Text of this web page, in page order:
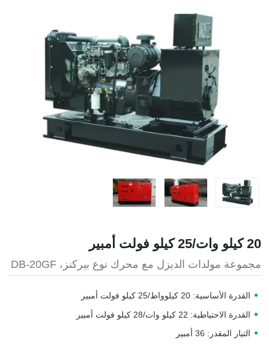
20 كيلو وات/25 كيلو فولت أمبير
مجموعة مولدات الديزل مع محرك نوع بيركنز، DB-20GF
القدرة الأساسية: 20 كيلوواط/25 كيلو فولت أمبير
القدرة الاحتياطية: 22 كيلو وات/28 كيلو فولت أمبير
التيار المقدر: 36 أمبير